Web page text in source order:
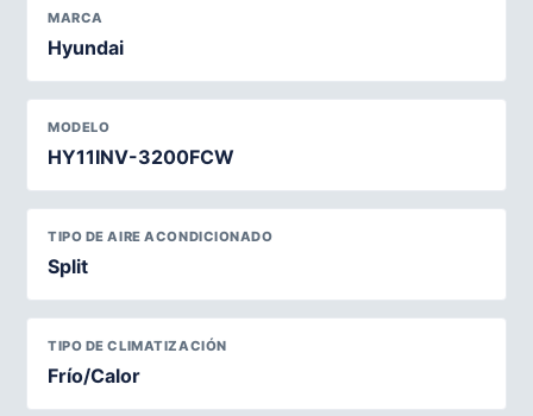
MARCA
Hyundai
MODELO
HY11INV-3200FCW
TIPO DE AIRE ACONDICIONADO
Split
TIPO DE CLIMATIZACIÓN
Frío/Calor